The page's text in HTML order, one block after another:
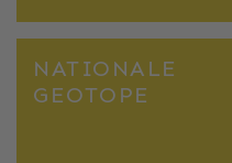
NATIONALE
GEOTOPE